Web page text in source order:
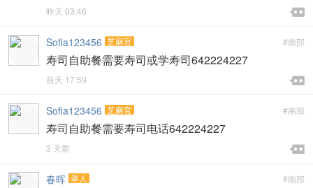

昨天 03:46 
#南部
Sofia123456 芝麻官
寿司自助餐需要寿司或学寿司642224227

前天 17:59 
#南部
Sofia123456 芝麻官
寿司自助餐需要寿司电话642224227

3 天前 
#南部
春晖 举人